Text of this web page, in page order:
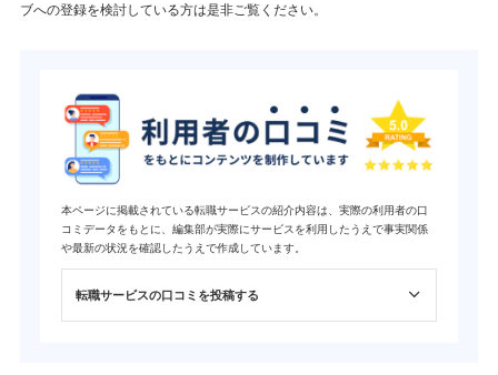
ブへの登録を検討している方は是非ご覧ください。
本ページに掲載されている転職サービスの紹介内容は、実際の利用者の口
コミデータをもとに、編集部が実際にサービスを利用したうえで事実関係
や最新の状況を確認したうえで作成しています。
転職サービスの口コミを投稿する